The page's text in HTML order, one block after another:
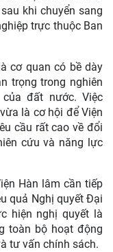
khi chuyển sang
trực thuộc Ban
cơ quan có bề dày
trọng trong nghiên
đất nước. Việc
là cơ hội để Viện
cầu rất cao về đổi
cứu và năng lực
Hàn lâm cần tiếp
quả Nghị quyết Đại
hiện nghị quyết là
toàn bộ hoạt động
tư vấn chính sách.